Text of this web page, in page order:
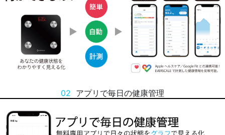
02 アプリで毎日の健康管理